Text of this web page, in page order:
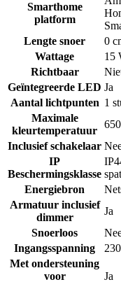
Smarthome
platform
Lengte snoer
0
Wattage
15
Richtbaar
Geïntegreerde LED Ja
Aantal lichtpunten 1
Maximale
kleurtemperatuur
Inclusief schakelaar
IP
Beschermingsklasse
Energiebron
Armatuur inclusief
dimmer
Ja
Snoerloos
Ingangsspanning
Met ondersteuning
voor
Ja